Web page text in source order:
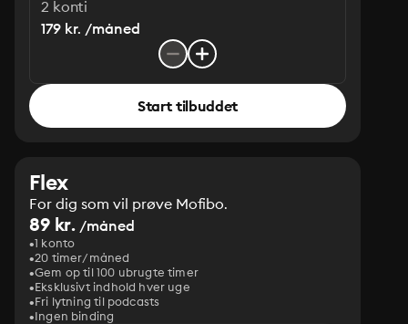
2 konti
179 kr. /måned
Start tilbuddet
Flex
For dig som vil prøve Mofibo.
89 kr. /måned
1 konto
20 timer/måned
Gem op til 100 ubrugte timer
Eksklusivt indhold hver uge
Fri lytning til podcasts
Ingen binding